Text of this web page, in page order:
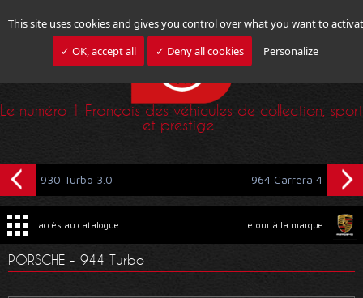
This site uses cookies and gives you control over what you want to
✓ OK, accept all
✓ Deny all cookies Personalize
Le numéro 1 Français des véhicules de collection, sport
et prestige...
930 Turbo 3.0
accès au catalogue retour à la marque
964 Carrera 4
PORSCHE - 944 Turbo